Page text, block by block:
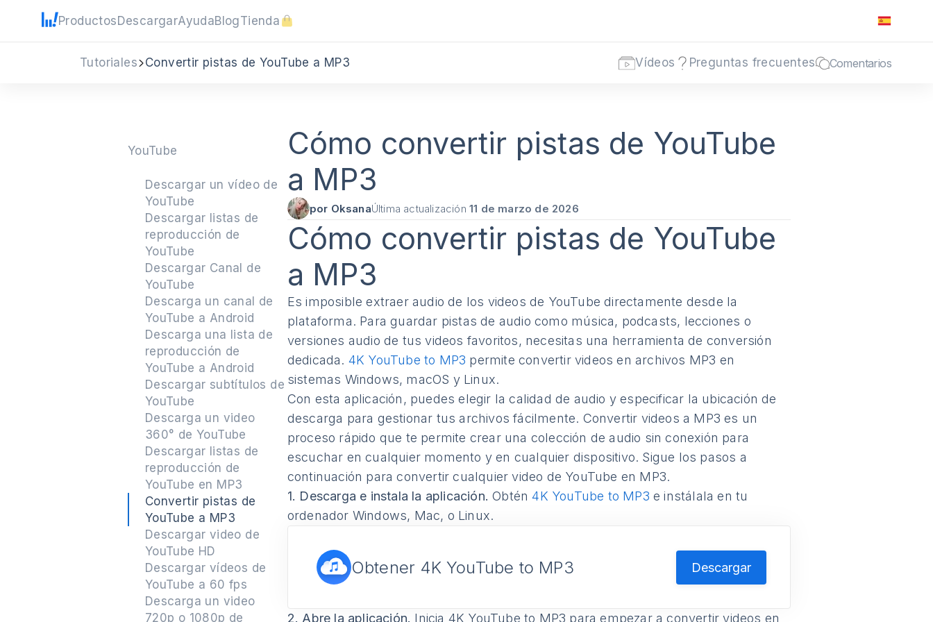
ProductosDescargarAyudaBlogTienda
Tutoriales Convertir pistas de YouTube a MP3 Vídeos Preguntas frecuentes Comentarios
YouTube
Descargar un vídeo de
YouTube
Descargar listas de
reproducción de
YouTube
Descargar Canal de
YouTube
Descarga un canal de
YouTube a Android
Descarga una lista de
reproducción de
YouTube a Android
Descargar subtítulos de
YouTube
Descarga un video
360° de YouTube
Descargar listas de
reproducción de
YouTube en MP3
Convertir pistas de
YouTube a MP3
Descargar video de
YouTube HD
Descargar vídeos de
YouTube a 60 fps
Descarga un video
720p o 1080p de
Cómo convertir pistas de YouTube
a MP3
por OksanaÚltima actualización11 de marzo de 2026
Cómo convertir pistas de YouTube
a MP3
Es imposible extraer audio de los videos de YouTube directamente desde la
plataforma. Para guardar pistas de audio como música, podcasts, lecciones o
versiones audio de tus videos favoritos, necesitas una herramienta de conversión
dedicada. 4K YouTube to MP3 permite convertir videos en archivos MP3 en
sistemas Windows, macOS y Linux.
Con esta aplicación, puedes elegir la calidad de audio y especificar la ubicación de
descarga para gestionar tus archivos fácilmente. Convertir videos a MP3 es un
proceso rápido que te permite crear una colección de audio sin conexión para
escuchar en cualquier momento y en cualquier dispositivo. Sigue los pasos a
continuación para convertir cualquier video de YouTube en MP3.
1. Descarga e instala la aplicación. Obtén4K YouTube to MP3 e instálala en tu
ordenador Windows, Mac, o Linux.
Obtener 4K YouTube to MP3 Descargar
2. Abre la aplicación. Inicia 4K YouTube to MP3 para empezar a convertir videos en